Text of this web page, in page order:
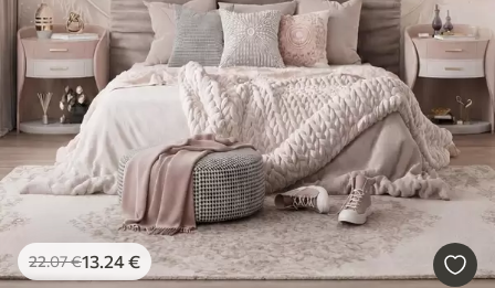
22.07€13.24€